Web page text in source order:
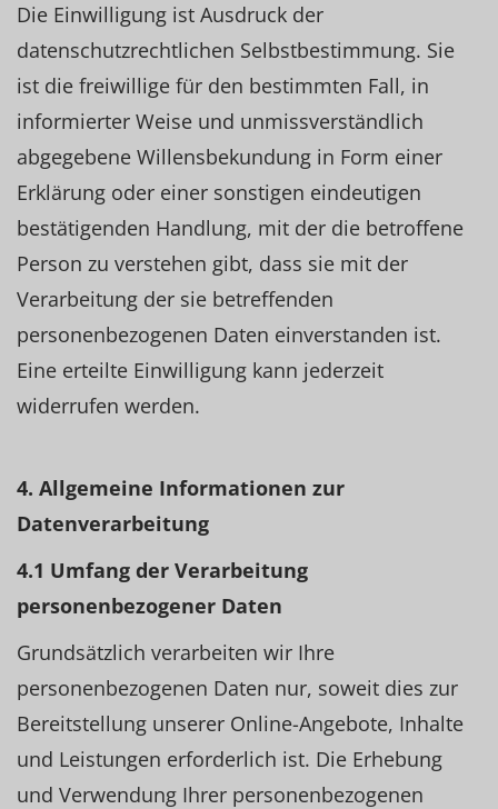
Die Einwilligung ist Ausdruck der
datenschutzrechtlichen Selbstbestimmung. Sie
ist die freiwillige für den bestimmten Fall, in
informierter Weise und unmissverständlich
abgegebene Willensbekundung in Form einer
Erklärung oder einer sonstigen eindeutigen
bestätigenden Handlung, mit der die betroffene
Person zu verstehen gibt, dass sie mit der
Verarbeitung der sie betreffenden
personenbezogenen Daten einverstanden ist.
Eine erteilte Einwilligung kann jederzeit
widerrufen werden.
4. Allgemeine Informationen zur
Datenverarbeitung
4.1 Umfang der Verarbeitung
personenbezogener Daten
Grundsätzlich verarbeiten wir Ihre
personenbezogenen Daten nur, soweit dies zur
Bereitstellung unserer Online-Angebote, Inhalte
und Leistungen erforderlich ist. Die Erhebung
und Verwendung Ihrer personenbezogenen